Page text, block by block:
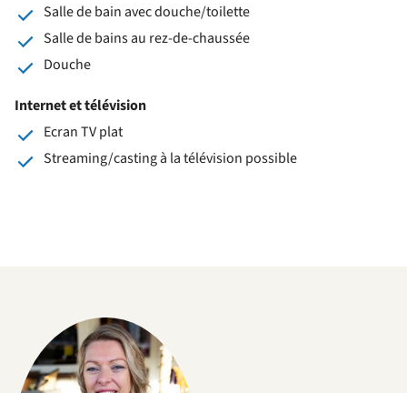
Salle de bain avec douche/toilette
Salle de bains au rez-de-chaussée
Douche
Internet et télévision
Ecran TV plat
Streaming/casting à la télévision possible